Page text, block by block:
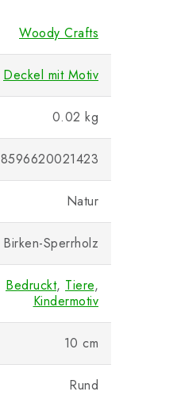
Woody Crafts
Deckel mit Motiv
0.02 kg
8596620021423
Natur
Birken-Sperrholz
Bedruckt, Tiere,
Kindermotiv
10 cm
Rund